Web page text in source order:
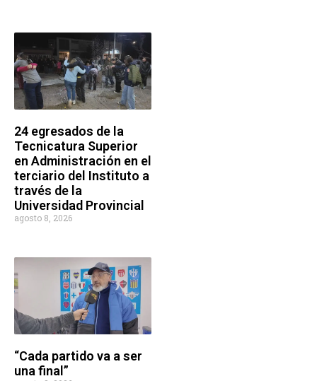
24 egresados de la
Tecnicatura Superior
en Administración en el
terciario del Instituto a
través de la
Universidad Provincial
agosto 8, 2026
“Cada partido va a ser
una final”